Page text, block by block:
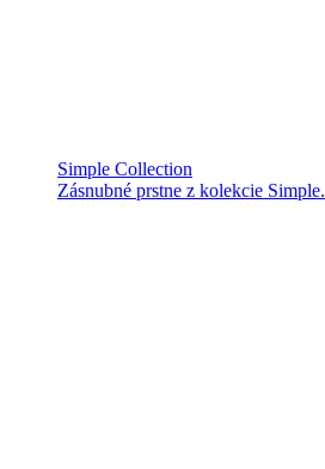
Simple Collection
Zásnubné prstne z kolekcie Simple.